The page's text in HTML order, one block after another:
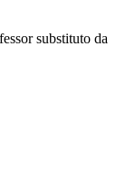
substituto da